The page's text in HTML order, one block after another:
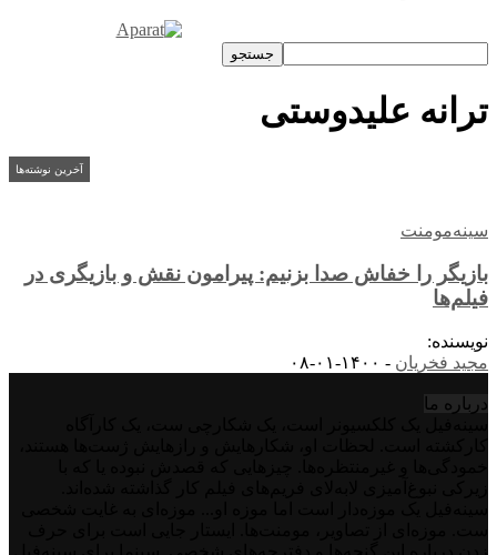
ترانه علیدوستی
آخرین نوشته‌ها
سینه‌مومنت
بازیگر را خفاش صدا بزنیم: پیرامون نقش و بازیگری در
فیلم‌ها
نویسنده:
مجید فخریان - ۱۴۰۰-۰۱-۰۸
درباره‌ ما